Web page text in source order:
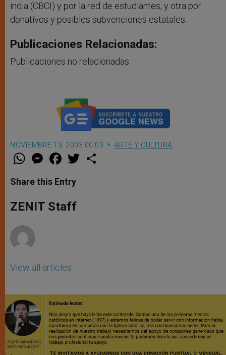
india (CBCI) y por la red de estudiantes, y otra por
donativos y posibles subvenciones estatales.
Publicaciones Relacionadas:
Publicaciones no relacionadas.
NOVIEMBRE 13, 2003 00:00 ARTE Y CULTURA
W
t
s
p
p
M
e
s
e
g
e
F
a
e
b
o
k
w
Share this Entry
ZENIT Staff
View all articles